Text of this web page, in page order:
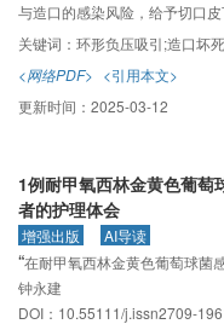
与造口的感染风险，给予切口
液器自制负压冲洗装置环形放
染。患者切口感染程度有效控
现造口周围感染等相关并发症
管术中放置简单，术后管理方
关键词： 环形负压吸引;造口坏
<网络PDF> <引用本文>
更新时间： 2025-03-12
1例耐甲氧西林金黄色葡萄
者的护理体会
增强出版 AI导读
“在耐甲氧西林金黄色葡萄球菌
者护理经验，为救治患者生命提
钟永建
DOI：10.55111/j.issn2709-